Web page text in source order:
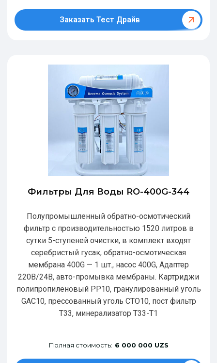
Заказать Тест Драйв
Фильтры Для Воды RO-400G-344
Полупромышленный обратно-осмотический
фильтр с производительностью 1520 литров в
сутки 5-ступеней очистки, в комплект входят
серебристый гусак, обратно-осмотическая
мембрана 400G — 1 шт., насос 400G, Адаптер
220В/24В, авто-промывка мембраны. Картриджи
полипропиленовый РР10, гранулированный уголь
GAC10, прессованный уголь CTO10, пост фильтр
T33, минерализатор Т33-Т1
Полная стоимость: 6 000 000 UZS